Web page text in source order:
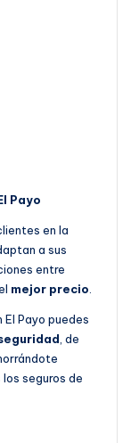
Payo
en la
a sus
entre
mejor precio.
Payo puedes
, de
seguros de